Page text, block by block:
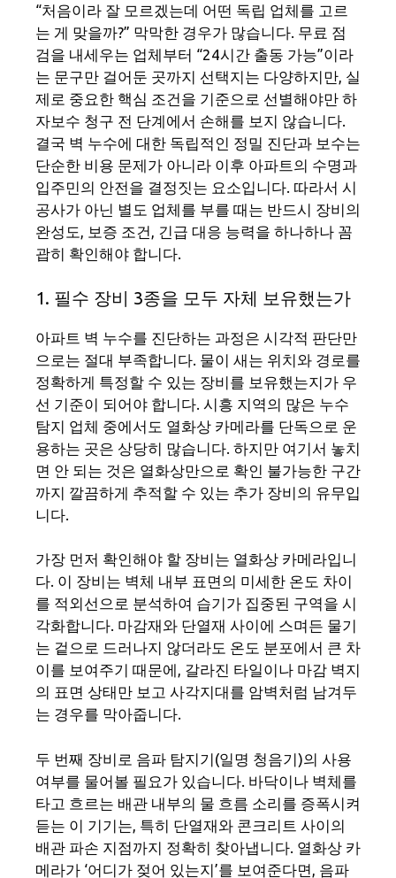
“처음이라 잘 모르겠는데 어떤 독립 업체를 고르
는 게 맞을까?” 막막한 경우가 많습니다. 무료 점
검을 내세우는 업체부터 “24시간 출동 가능”이라
는 문구만 걸어둔 곳까지 선택지는 다양하지만, 실
제로 중요한 핵심 조건을 기준으로 선별해야만 하
자보수 청구 전 단계에서 손해를 보지 않습니다.
결국 벽 누수에 대한 독립적인 정밀 진단과 보수는
단순한 비용 문제가 아니라 이후 아파트의 수명과
입주민의 안전을 결정짓는 요소입니다. 따라서 시
공사가 아닌 별도 업체를 부를 때는 반드시 장비의
완성도, 보증 조건, 긴급 대응 능력을 하나하나 꼼
괍히 확인해야 합니다.
1. 필수 장비 3종을 모두 자체 보유했는가
아파트 벽 누수를 진단하는 과정은 시각적 판단만
으로는 절대 부족합니다. 물이 새는 위치와 경로를
정확하게 특정할 수 있는 장비를 보유했는지가 우
선 기준이 되어야 합니다. 시흥 지역의 많은 누수
탐지 업체 중에서도 열화상 카메라를 단독으로 운
용하는 곳은 상당히 많습니다. 하지만 여기서 놓치
면 안 되는 것은 열화상만으로 확인 불가능한 구간
까지 깔끔하게 추적할 수 있는 추가 장비의 유무입
니다.
가장 먼저 확인해야 할 장비는 열화상 카메라입니
다. 이 장비는 벽체 내부 표면의 미세한 온도 차이
를 적외선으로 분석하여 습기가 집중된 구역을 시
각화합니다. 마감재와 단열재 사이에 스며든 물기
는 겉으로 드러나지 않더라도 온도 분포에서 큰 차
이를 보여주기 때문에, 갈라진 타일이나 마감 벽지
의 표면 상태만 보고 사각지대를 암벽처럼 남겨두
는 경우를 막아줍니다.
두 번째 장비로 음파 탐지기(일명 청음기)의 사용
여부를 물어볼 필요가 있습니다. 바닥이나 벽체를
타고 흐르는 배관 내부의 물 흐름 소리를 증폭시켜
듣는 이 기기는, 특히 단열재와 콘크리트 사이의
배관 파손 지점까지 정확히 찾아냅니다. 열화상 카
메라가 ‘어디가 젖어 있는지’를 보여준다면, 음파